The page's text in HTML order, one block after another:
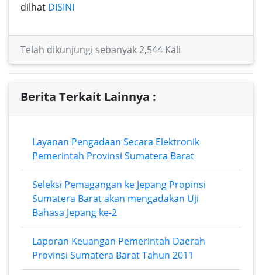
dilhat DISINI
Telah dikunjungi sebanyak 2,544 Kali
Berita Terkait Lainnya :
Layanan Pengadaan Secara Elektronik
Pemerintah Provinsi Sumatera Barat
Seleksi Pemagangan ke Jepang Propinsi
Sumatera Barat akan mengadakan Uji
Bahasa Jepang ke-2
Laporan Keuangan Pemerintah Daerah
Provinsi Sumatera Barat Tahun 2011